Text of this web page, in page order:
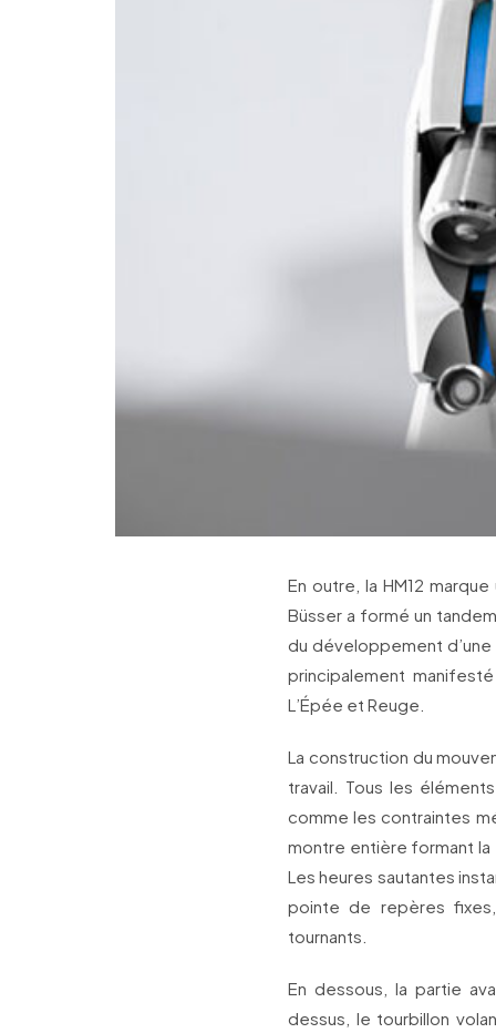
En outre, la HM12
Büsser a formé un
du développement
principalement
L’Épée et Reuge.
La construction du
travail. Tous les
comme les contraintes
montre entière formant la
Les heures sautantes
pointe de repères
tournants.
En dessous, la partie
dessus, le tourbillon